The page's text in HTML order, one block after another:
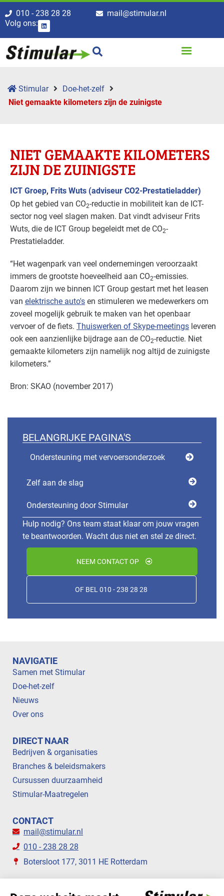
010 - 238 28 28
mail@stimular.nl
Volg ons:
Stimular
Doe-het-zelf
Niet gemaakte kilometers zijn de zuinigste
NIET GEMAAKTE KILOMETERS
ZIJN DE ZUINIGSTE
ICT Groep, Frits Wuts (adviseur CO2-Prestatieladder)
Op het gebied van CO2-reductie in mobiliteit kan de ICT-
sector nog veel slagen maken. Dat vindt adviseur Frits
Wuts, die de ICT Group begeleidt met de CO2-
Prestatieladder.
“Het wagenpark van veel ondernemingen veroorzaakt
immers de grootste hoeveelheid aan CO2-emissies.
Daarom zijn we binnen ICT Group gestart met het leasen
van elektrische auto's en stimuleren we medewerkers om
zoveel mogelijk gebruik te maken van het openbaar
vervoer of de fiets. Thuiswerken of Skype-meetings leveren
ook een aanzienlijke bijdrage aan de CO2-reductie. Niet
gemaakte kilometers zijn namelijk nog altijd de zuinigste
kilometers.”
Bron: SKAO (november 2017)
BELANGRIJKE PAGINA'S
Ondersteuning met vervoersonderzoek
Zelf aan de slag
Ondersteuning door Stimular
Hulp nodig? Ons team staat klaar om jouw vragen
te beantwoorden. Wacht dus niet en stel ze direct.
NEEM CONTACT OP
OF BEL 010 - 238 28 28
NAVIGATIE
Samen met Stimular
Doe-het-zelf
Nieuws
Over ons
DIRECT NAAR
Bedrijven & organisaties
Branches & beleidsmakers
Cursussen duurzaamheid
Stimular-Maatregelen
CONTACT
mail@stimular.nl
010 - 238 28 28
Botersloot 177, 3011 HE Rotterdam